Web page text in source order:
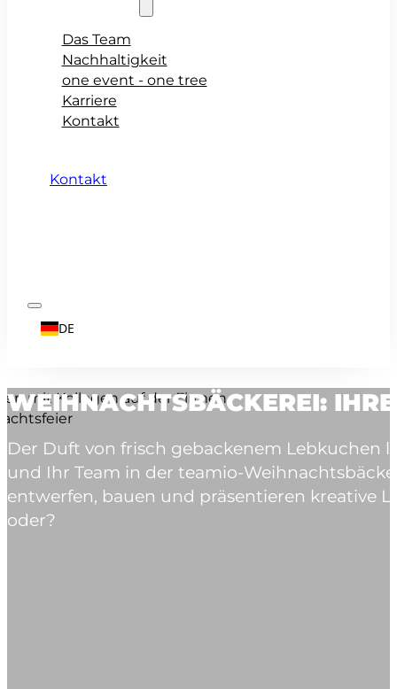
Das Team
Nachhaltigkeit
one event - one tree
Karriere
Kontakt
Kontakt
DE
WEIHNACHTSBÄCKEREI:
Der Duft von frisch gebackenem Lebkuchen
und Ihr Team in der teamio-
entwerfen, bauen und präsentieren kreative
oder?